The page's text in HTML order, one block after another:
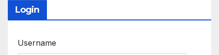
Login
Username